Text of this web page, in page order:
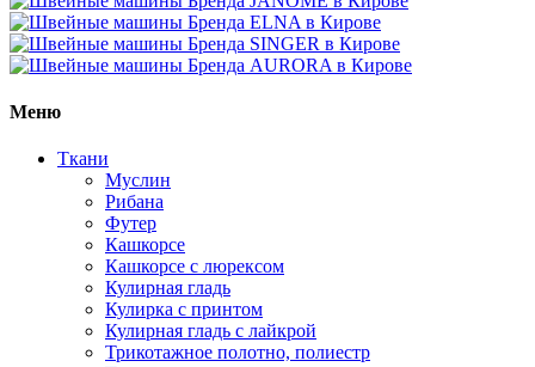
Меню
Ткани
Муслин
Рибана
Футер
Кашкорсе
Кашкорсе с люрексом
Кулирная гладь
Кулирка с принтом
Кулирная гладь с лайкрой
Трикотажное полотно, полиестр